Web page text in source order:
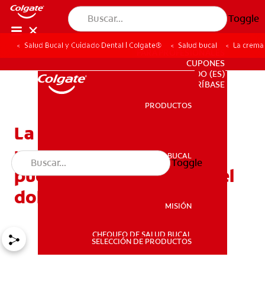
Toggle
SALUD BUCAL
PARA PROFESIONALES
CUPONES
DO (ES)
SUSCRÍBASE
PRODUCTOS
SALUD BUCAL
MISIÓN
CHEQUEO DE SALUD BUCAL
SELECCIÓN DE PRODUCTOS
Toggle
Salud Bucal y Cuidado Dental | Colgate® Salud bucal La
La crema dental
paradientes sensibles
puede ayudarle a aliviar el
dolor